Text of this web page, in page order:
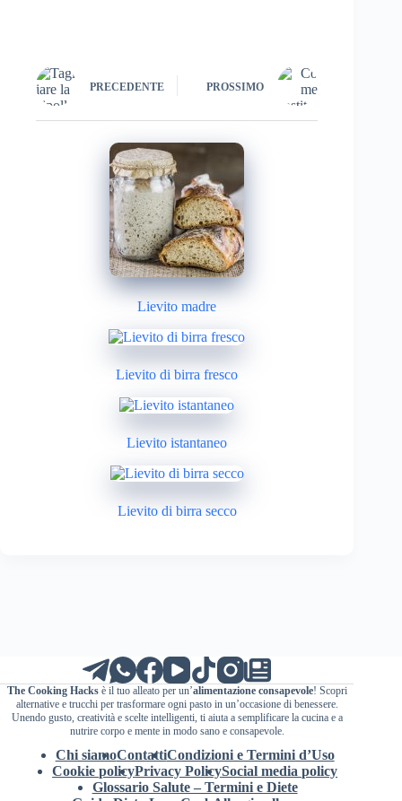
PRECEDENTE PROSSIMO
Lievito madre
Lievito di birra fresco
Lievito istantaneo
Lievito di birra secco
The Cooking Hacksè il tuo alleato per un’alimentazione consapevole! Scopri
alternative e trucchi per trasformare ogni pasto in un’occasione di benessere.
Unendo gusto, creatività e scelte intelligenti, ti aiuta a semplificare la cucina e a
nutrire corpo e mente in modo sano e consapevole.
Chi siamoContattiCondizioni e Termini d’Uso
Cookie policyPrivacy PolicySocial media policy
Glossario Salute – Termini e Diete